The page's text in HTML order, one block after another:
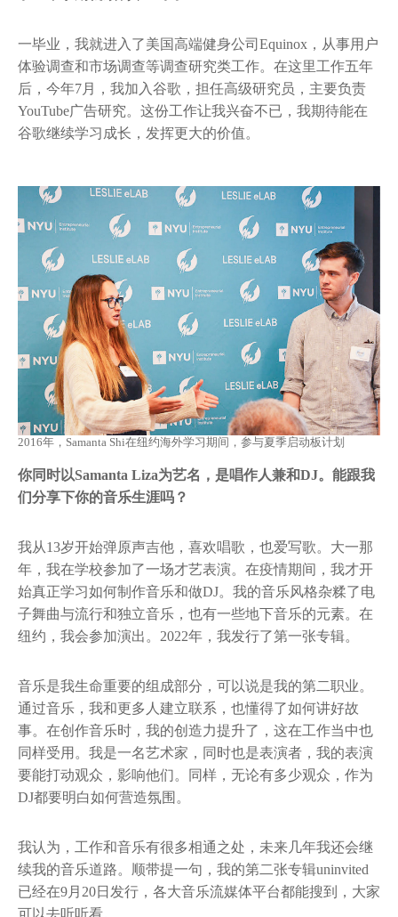
一毕业，我就进入了美国高端健身公司Equinox，从事用户
体验调查和市场调查等调查研究类工作。在这里工作五年
后，今年7月，我加入谷歌，担任高级研究员，主要负责
YouTube广告研究。这份工作让我兴奋不已，我期待能在
谷歌继续学习成长，发挥更大的价值。
2016年，Samanta Shi在纽约海外学习期间，参与夏季启动板计划
你同时以Samanta Liza为艺名，是唱作人兼和DJ。能跟我
们分享下你的音乐生涯吗？
我从13岁开始弹原声吉他，喜欢唱歌，也爱写歌。大一那
年，我在学校参加了一场才艺表演。在疫情期间，我才开
始真正学习如何制作音乐和做DJ。我的音乐风格杂糅了电
子舞曲与流行和独立音乐，也有一些地下音乐的元素。在
纽约，我会参加演出。2022年，我发行了第一张专辑。
音乐是我生命重要的组成部分，可以说是我的第二职业。
通过音乐，我和更多人建立联系，也懂得了如何讲好故
事。在创作音乐时，我的创造力提升了，这在工作当中也
同样受用。我是一名艺术家，同时也是表演者，我的表演
要能打动观众，影响他们。同样，无论有多少观众，作为
DJ都要明白如何营造氛围。
我认为，工作和音乐有很多相通之处，未来几年我还会继
续我的音乐道路。顺带提一句，我的第二张专辑uninvited
已经在9月20日发行，各大音乐流媒体平台都能搜到，大家